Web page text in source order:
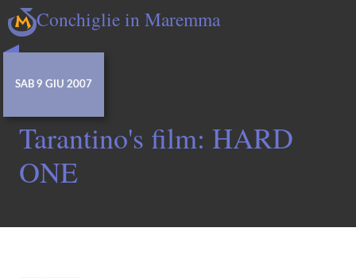
Conchiglie in Maremma
SAB 9 GIU 2007
Tarantino's film: HARD
ONE